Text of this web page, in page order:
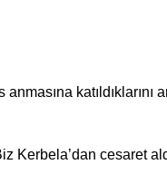
katıldıklarını
Kerbela’dan cesaret